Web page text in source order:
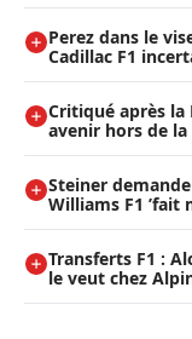
Perez dans le
Cadillac F1
Critiqué après la
avenir hors de la
Steiner
Williams F1 ’fait
Transferts F1 :
le veut chez